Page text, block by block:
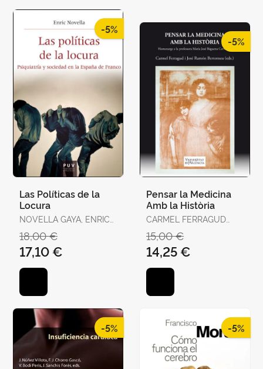
-5%
Las Políticas de la
Locura
NOVELLA GAYA, ENRIC
18,00 €
17,10 €
-5%
Pensar la Medicina
Amb la Història
CARMEL FERRAGUD
RAMÓN BERTOMEU
SÁNCHEZ
15,00 €
14,25 €
-5% -5%